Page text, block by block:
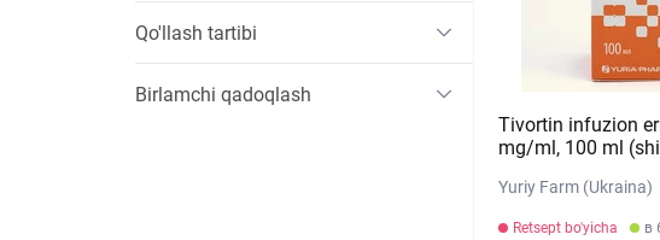
Qo'llash tartibi
Birlamchi qadoqlash
Tivortin infuzion
mg/ml, 100 ml
Yuriy Farm (Ukraina)
Retsept bo'yicha в